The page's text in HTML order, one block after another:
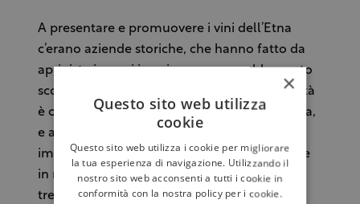
A presentare e promuovere i vini dell’Etna
c’erano aziende storiche, che hanno fatto da
apripista in anni in cui nessuno avrebbe osato
scommettere su quel territorio e la cui attività
è ormai consolidata nel nome dell’eccellenza,
e altre più giovani, alcune al primo
imbottigliamento, che hanno voluto puntare
in maniera entusiastica su uno dei vitigni più
trendy del momento. Ma vecchi e nuovi
×
Questo sito web utilizza
cookie
Questo sito web utilizza i cookie per migliorare
la tua esperienza di navigazione. Utilizzando il
nostro sito web acconsenti a tutti i cookie in
conformità con la nostra policy per i cookie.